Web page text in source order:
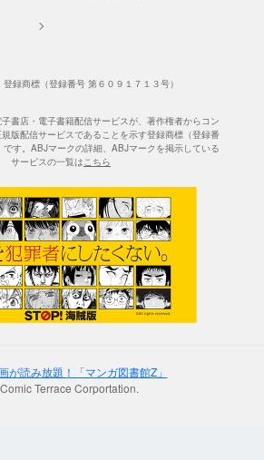
書店・電子書籍配信サービスが、著作権者からコン
版配信サービスであることを示す登録商標（登録番
す。ABJマークの詳細、ABJマークを掲示している
サービスの一覧はこちら
が読み放題！「マンガ図書館Z」
Terrace Corportation.